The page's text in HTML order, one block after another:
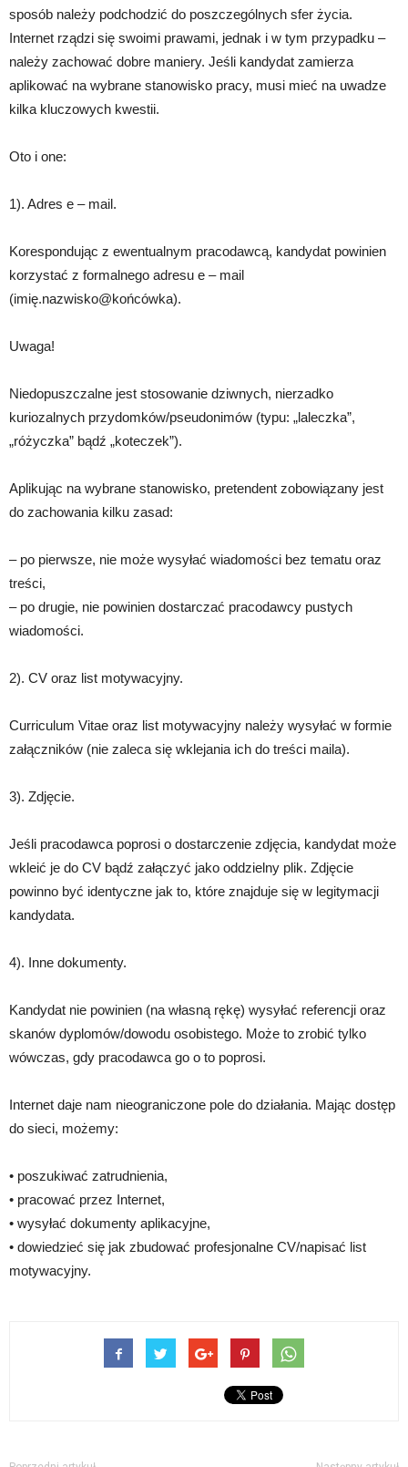
sposób należy podchodzić do poszczególnych sfer życia.
Internet rządzi się swoimi prawami, jednak i w tym przypadku –
należy zachować dobre maniery. Jeśli kandydat zamierza
aplikować na wybrane stanowisko pracy, musi mieć na uwadze
kilka kluczowych kwestii.
Oto i one:
1). Adres e – mail.
Korespondując z ewentualnym pracodawcą, kandydat powinien
korzystać z formalnego adresu e – mail
(imię.nazwisko@końcówka).
Uwaga!
Niedopuszczalne jest stosowanie dziwnych, nierzadko
kuriozalnych przydomków/pseudonimów (typu: „laleczka”,
„różyczka” bądź „koteczek”).
Aplikując na wybrane stanowisko, pretendent zobowiązany jest
do zachowania kilku zasad:
– po pierwsze, nie może wysyłać wiadomości bez tematu oraz
treści,
– po drugie, nie powinien dostarczać pracodawcy pustych
wiadomości.
2). CV oraz list motywacyjny.
Curriculum Vitae oraz list motywacyjny należy wysyłać w formie
załączników (nie zaleca się wklejania ich do treści maila).
3). Zdjęcie.
Jeśli pracodawca poprosi o dostarczenie zdjęcia, kandydat może
wkleić je do CV bądź załączyć jako oddzielny plik. Zdjęcie
powinno być identyczne jak to, które znajduje się w legitymacji
kandydata.
4). Inne dokumenty.
Kandydat nie powinien (na własną rękę) wysyłać referencji oraz
skanów dyplomów/dowodu osobistego. Może to zrobić tylko
wówczas, gdy pracodawca go o to poprosi.
Internet daje nam nieograniczone pole do działania. Mając dostęp
do sieci, możemy:
• poszukiwać zatrudnienia,
• pracować przez Internet,
• wysyłać dokumenty aplikacyjne,
• dowiedzieć się jak zbudować profesjonalne CV/napisać list
motywacyjny.